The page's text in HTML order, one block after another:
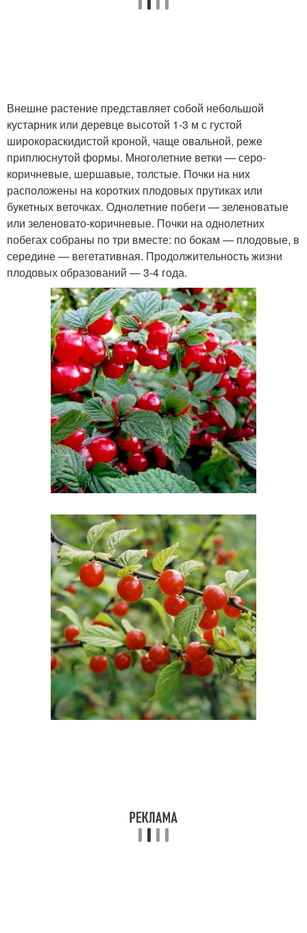
Внешне растение представляет собой небольшой
кустарник или деревце высотой 1-3 м с густой
широкораскидистой кроной, чаще овальной, реже
приплюснутой формы. Многолетние ветки — серо-
коричневые, шершавые, толстые. Почки на них
расположены на коротких плодовых прутиках или
букетных веточках. Однолетние побеги — зеленоватые
или зеленовато-коричневые. Почки на однолетних
побегах собраны по три вместе: по бокам — плодовые, в
середине — вегетативная. Продолжительность жизни
плодовых образований — 3-4 года.